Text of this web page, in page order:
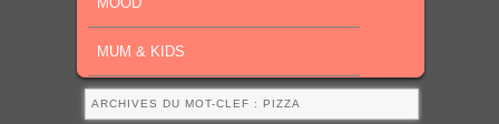
MUM & KIDS
ARCHIVES DU MOT-CLEF : PIZZA